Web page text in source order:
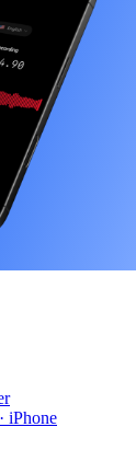
iPhone